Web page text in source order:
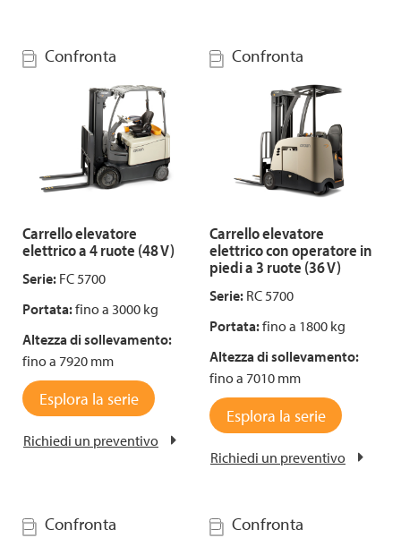
Confronta
Carrello elevatore
elettrico a 4 ruote (48 V)
Serie: FC 5700
Portata:fino a 3000 kg
Altezza di sollevamento:
fino a 7920 mm
Esplora la serie
Richiedi un preventivo
Confronta
Carrello elevatore
elettrico con operatore in
piedi a 3 ruote (36 V)
Serie: RC 5700
Portata:fino a 1800 kg
Altezza di sollevamento:
fino a 7010 mm
Esplora la serie
Richiedi un preventivo
Confronta Confronta